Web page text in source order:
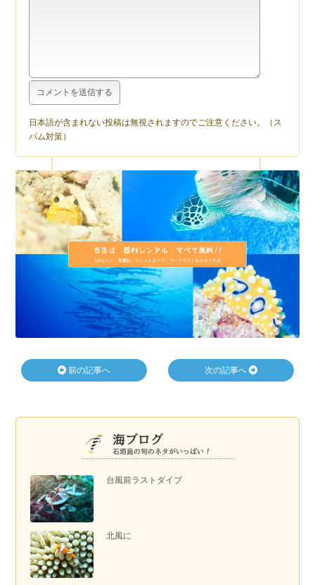
台風前ラストダイブ
北風に
日本語が含まれない投稿は無視されますのでご注意ください。（ス
パム対策）
前の記事へ 次の記事へ